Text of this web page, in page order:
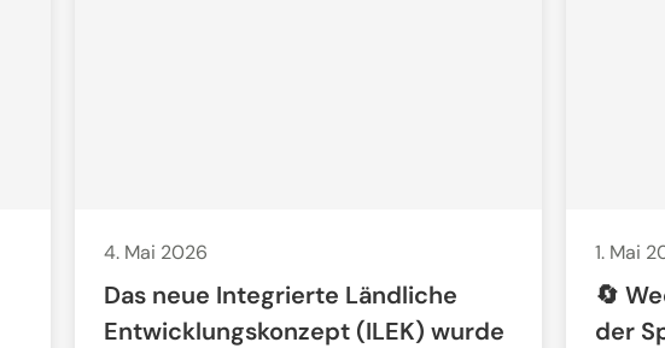
4. Mai 2026
Das neue Integrierte Ländliche
Entwicklungskonzept (ILEK) wurde
1. Mai
🔄
der